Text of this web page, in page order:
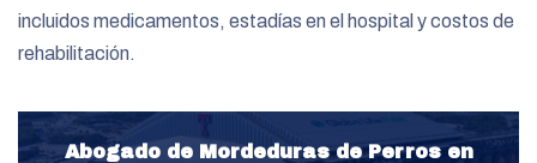
incluidos medicamentos, estadías en el hospital y costos de
rehabilitación.
Abogado de Mordeduras de Perros en